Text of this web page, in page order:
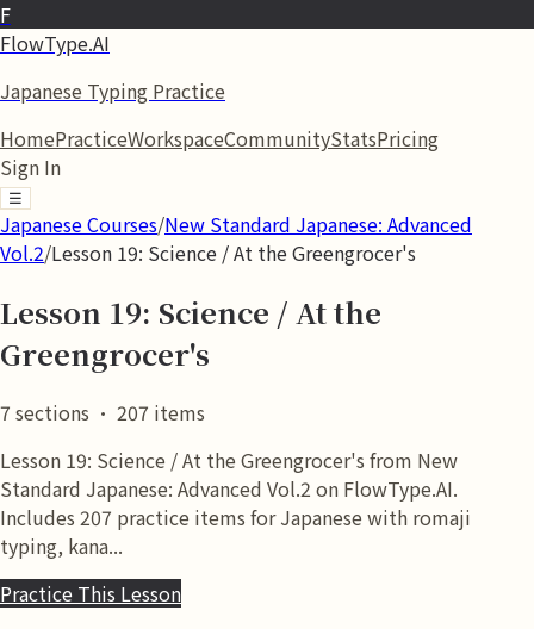
F
FlowType.AI
Japanese Typing Practice
HomePracticeWorkspaceCommunityStatsPricing
Sign In
☰
Japanese Courses/New Standard Japanese: Advanced
Vol.2/Lesson 19: Science / At the Greengrocer's
Lesson 19: Science / At the
Greengrocer's
7 sections · 207 items
Lesson 19: Science / At the Greengrocer's from New
Standard Japanese: Advanced Vol.2 on FlowType.AI.
Includes 207 practice items for Japanese with romaji
typing, kana...
Practice This Lesson